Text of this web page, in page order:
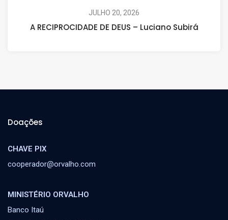
JULHO 20, 2026
A RECIPROCIDADE DE DEUS – Luciano Subirá
Doações
CHAVE PIX
cooperador@orvalho.com
MINISTÉRIO ORVALHO
Banco Itaú